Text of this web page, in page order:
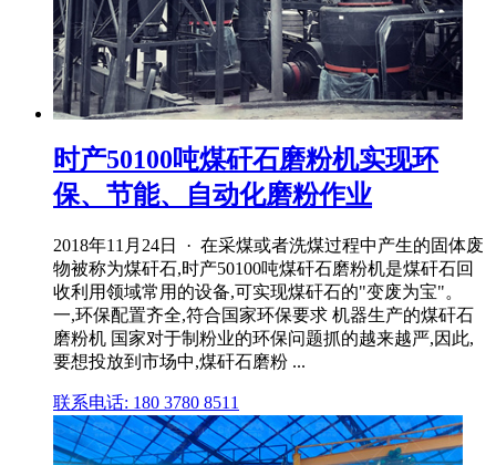
时产50100吨煤矸石磨粉机实现环
保、节能、自动化磨粉作业
2018年11月24日 · 在采煤或者洗煤过程中产生的固体废
物被称为煤矸石,时产50100吨煤矸石磨粉机是煤矸石回
收利用领域常用的设备,可实现煤矸石的"变废为宝"。
一,环保配置齐全,符合国家环保要求 机器生产的煤矸石
磨粉机 国家对于制粉业的环保问题抓的越来越严,因此,
要想投放到市场中,煤矸石磨粉 ...
联系电话: 180 3780 8511